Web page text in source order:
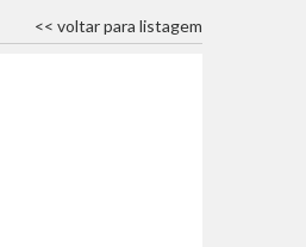
<< voltar para listagem